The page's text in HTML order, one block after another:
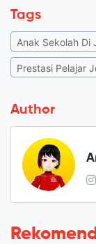
Tags
Anak Sekolah Di
Prestasi Pelajar
Author